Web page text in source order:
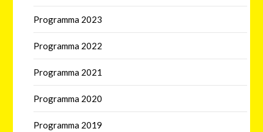
Programma 2023
Programma 2022
Programma 2021
Programma 2020
Programma 2019